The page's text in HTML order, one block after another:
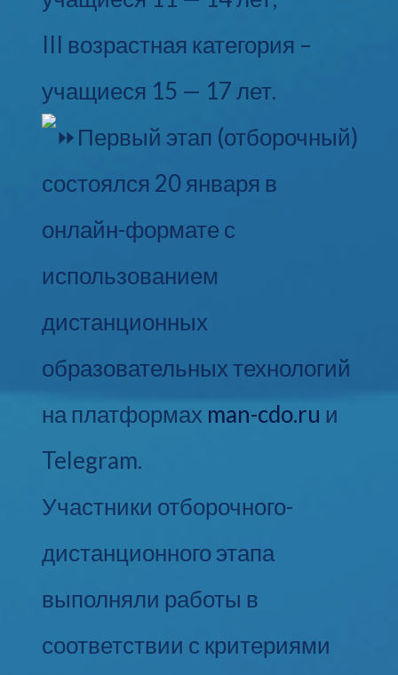
III возрастная категория –
учащиеся 15 — 17 лет.
Первый этап (отборочный)
состоялся 20 января в
онлайн-формате с
использованием
дистанционных
образовательных технологий
на платформах man-cdo.ru и
Telegram.
Участники отборочного-
дистанционного этапа
выполняли работы в
соответствии с критериями